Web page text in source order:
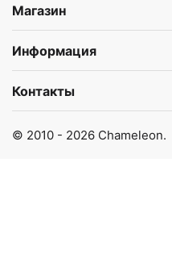
Магазин
Информация
Контакты
© 2010 - 2026 Chameleon.